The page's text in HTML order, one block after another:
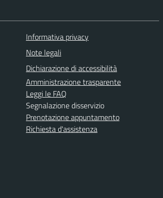
Informativa privacy
Note legali
Dichiarazione di accessibilità
Amministrazione trasparente
Leggi le FAQ
Segnalazione disservizio
Prenotazione appuntamento
Richiesta d'assistenza